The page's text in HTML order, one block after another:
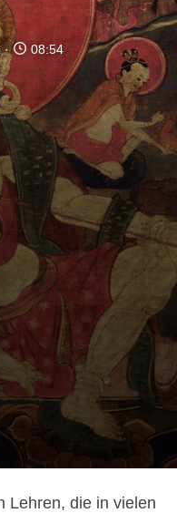
08:54
Lehren, die in vielen